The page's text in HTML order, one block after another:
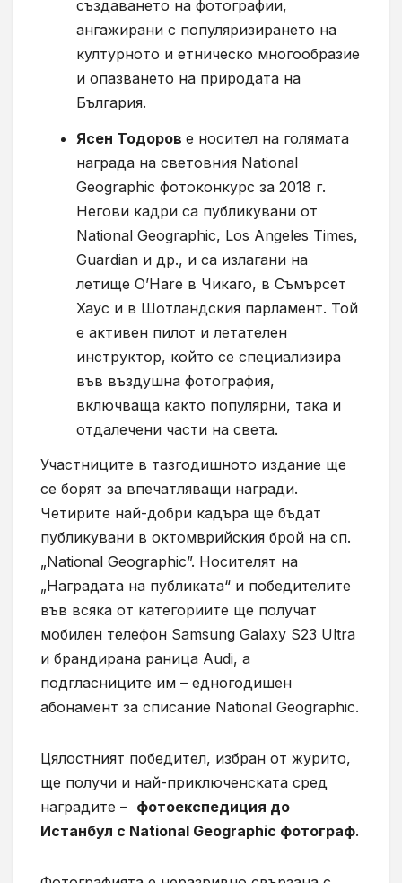
създаването на фотографии,
ангажирани с популяризирането на
културното и етническо многообразие
и опазването на природата на
България.
Ясен Тодоров е носител на голямата
награда на световния National
Geographic фотоконкурс за 2018 г.
Негови кадри са публикувани от
National Geographic, Los Angeles Times,
Guardian и др., и са излагани на
летище O’Hare в Чикаго, в Съмърсет
Хаус и в Шотландския парламент. Той
е активен пилот и летателен
инструктор, който се специализира
във въздушна фотография,
включваща както популярни, така и
отдалечени части на света.
Участниците в тазгодишното издание ще
се борят за впечатляващи награди.
Четирите най-добри кадъра ще бъдат
публикувани в октомврийския брой на сп.
„National Geographic”. Носителят на
„Наградата на публиката“ и победителите
във всяка от категориите ще получат
мобилен телефон Samsung Galaxy S23 Ultra
и брандирана раница Audi, а
подгласниците им – едногодишен
абонамент за списание National Geographic.
Цялостният победител, избран от журито,
ще получи и най-приключенската сред
наградите – фотоекспедиция до
Истанбул с National Geographic фотограф.